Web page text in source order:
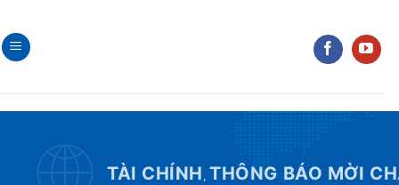
to
content
TÀI CHÍNH , THÔNG BÁO MỜI